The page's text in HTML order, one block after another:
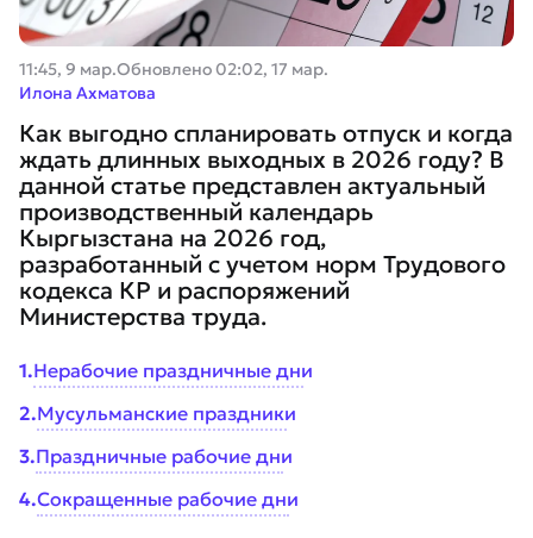
11:45, 9 мар.Обновлено02:02, 17 мар.
Илона Ахматова
Как выгодно спланировать отпуск и когда
ждать длинных выходных в 2026 году? В
данной статье представлен актуальный
производственный календарь
Кыргызстана на 2026 год,
разработанный с учетом норм Трудового
кодекса КР и распоряжений
Министерства труда.
1.Нерабочие праздничные дни
2.Мусульманские праздники
3.Праздничные рабочие дни
4.Сокращенные рабочие дни